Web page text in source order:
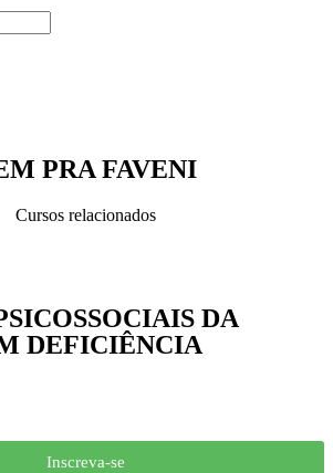
PRA FAVENI
Cursos relacionados
DA
DEFICIÊNCIA
Inscreva-se